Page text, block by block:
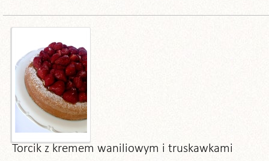
Torcik z kremem waniliowym i truskawkami